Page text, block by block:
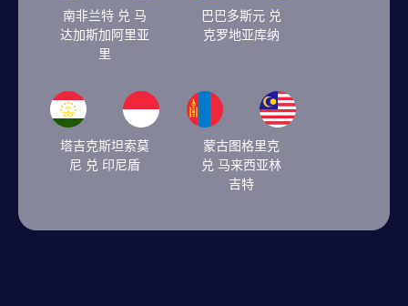
南非兰特 兑 马
达加斯加阿里亚
里
巴巴多斯元 兑
克罗地亚库纳
塔吉克斯坦索莫
尼 兑 印尼盾
蒙古图格里克
兑 马来西亚林
吉特